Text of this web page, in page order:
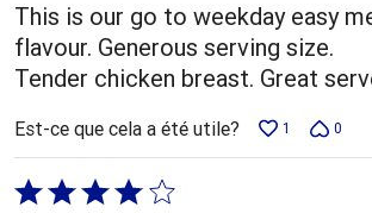
This is our go to weekday easy
flavour. Generous serving size.
Tender chicken breast. Great
Est-ce que cela a été utile? 1 0
Coté